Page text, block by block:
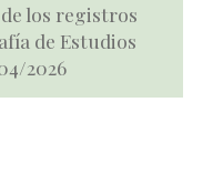
los registros
de Estudios
2026